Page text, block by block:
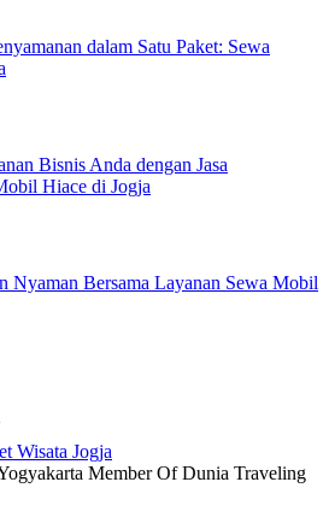
dalam Satu Paket: Sewa
Bisnis Anda dengan Jasa
Hiace di Jogja
Nyaman Bersama Layanan Sewa Mobil
Member Of Dunia Traveling